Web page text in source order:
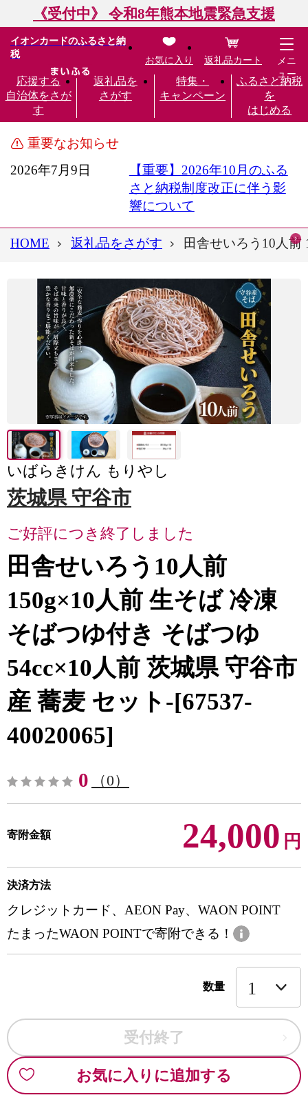
《受付中》 令和8年熊本地震緊急支援
イオンカードのふるさと納
税
応援する
自治体をさが
す
返礼品を
さがす
特集・
キャンペーン
ふるさと納税
を
はじめる
お気に入り 返礼品カート
メニ
ュー
重要なお知らせ
2026年7月9日
【重要】2026年10月のふる
さと納税制度改正に伴う影
響について
HOME 返礼品をさがす 田舎せいろう10人前
いばらきけん もりやし
茨城県 守谷市
ご好評につき終了しました
田舎せいろう10人前
150g×10人前 生そば 冷凍
そばつゆ付き そばつゆ
54cc×10人前 茨城県 守谷市
産 蕎麦 セット-[67537-
40020065]
0 （0）
寄附金額 24,000 円
決済方法
クレジットカード、AEON Pay、WAON POINT
たまったWAON POINTで寄附できる！
数量
受付終了
お気に入りに追加する